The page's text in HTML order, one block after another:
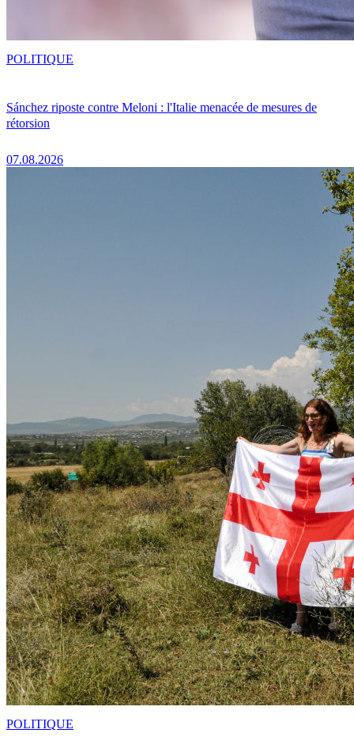
Sánchez riposte contre Meloni : l'Italie menacée de mesures de
rétorsion
07.08.2026
POLITIQUE
POLITIQUE